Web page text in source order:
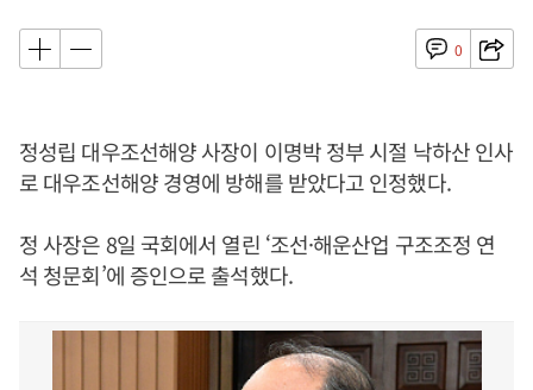
0
정성립 대우조선해양 사장이 이명박 정부 시절 낙하산 인사
로 대우조선해양 경영에 방해를 받았다고 인정했다.
정 사장은 8일 국회에서 열린 ‘조선·해운산업 구조조정 연
석 청문회’에 증인으로 출석했다.